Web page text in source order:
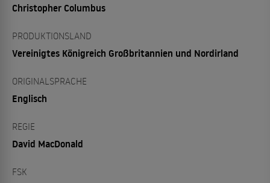
Christopher Columbus
PRODUKTIONSLAND
Vereinigtes Königreich Großbritannien und Nordirland
ORIGINALSPRACHE
Englisch
REGIE
David MacDonald
FSK